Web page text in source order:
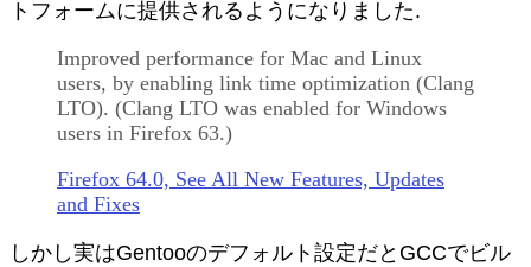
トフォームに提供されるようになりました.
Improved performance for Mac and Linux
users, by enabling link time optimization (Clang
LTO). (Clang LTO was enabled for Windows
users in Firefox 63.)
Firefox 64.0, See All New Features, Updates
and Fixes
しかし実はGentooのデフォルト設定だとGCCでビル